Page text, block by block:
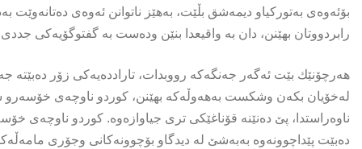
بۆئەوەی بەتورکیاو دیمەشق بڵێت، بەهێز ناتوانن ئەوەی
رابردووتان بهێنن، دان بە واقیعدا بنێن ودەست بە گفتوگۆیەکی
هەرچۆنێك بێت ئەگەر جەنگەکە رووبدات، تاراددەیەکی زۆر
لەخۆیان بکەن وشکست بەهەوڵەکە بهێنن، کوردو ناوچەی خۆسەرو
ناوەراستدا، پێ دەنێنە قۆناغێکی تری جیاوازەوە. کوردو ناوچەی
دەبێت پێداچوونەوە بەبەشێ لە دیدگاو بۆچوونەکانی وجۆری